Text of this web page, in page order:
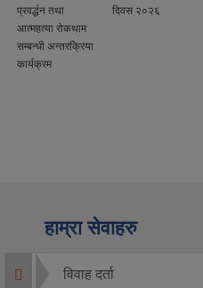
प्रवर्द्धन तथा
आत्महत्या रोकथाम
सम्बन्धी अन्तरक्रिया
कार्यक्रम
दिवस २०२६
हाम्रा सेवाहरु
विवाह दर्ता